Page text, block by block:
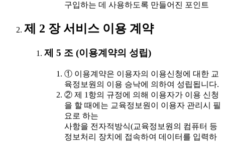
구입하는 데 사용하도록 만들어진 포인트
제 2 장 서비스 이용 계약
제 5 조 (이용계약의 성립)
① 이용계약은 이용자의 이용신청에 대한 교
육정보원의 이용 승낙에 의하여 성립됩니다.
② 제 1항의 규정에 의해 이용자가 이용 신청
을 할 때에는 교육정보원이 이용자 관리시 필
요로 하는
사항을 전자적방식(교육정보원의 컴퓨터 등
정보처리 장치에 접속하여 데이터를 입력하